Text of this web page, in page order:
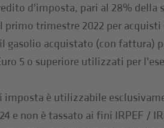
d'imposta, pari al 28% della
primo trimestre 2022 per
gasolio acquistato (con fattura)
5 o superiore utilizzati per
imposta è utilizzabile
e non è tassato ai fini IRPEF /